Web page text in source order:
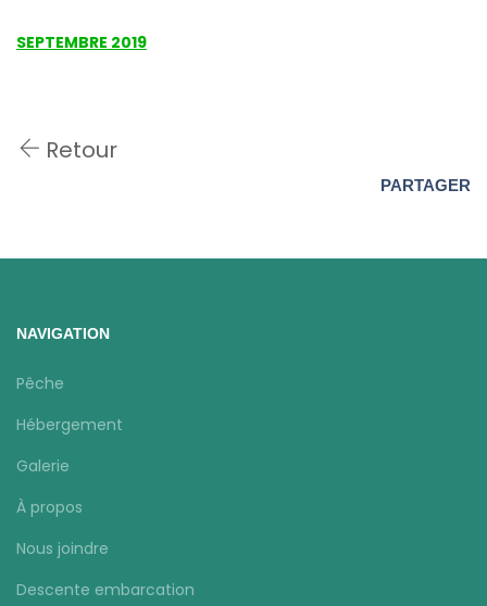
SEPTEMBRE 2019
Retour
PARTAGER
NAVIGATION
Pêche
Hébergement
Galerie
À propos
Nous joindre
Descente embarcation